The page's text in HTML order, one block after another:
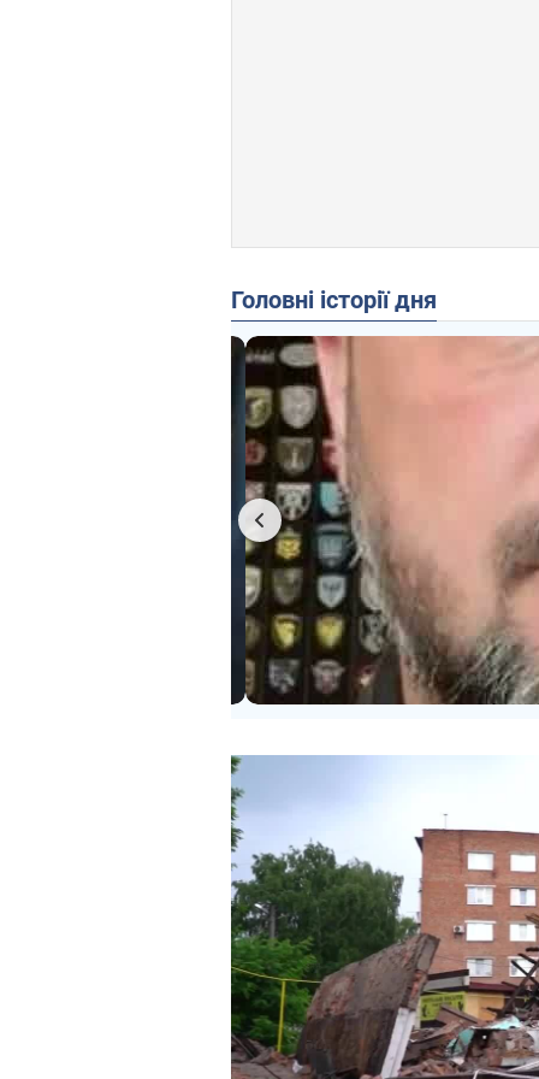
Головні історії дня